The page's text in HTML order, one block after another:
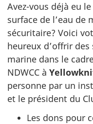
Avez-vous déjà eu
surface de l’eau de
sécuritaire? Voici
heureux d’offrir
marine dans le
NDWCC à
personne par un
et le président du
Les dons pour